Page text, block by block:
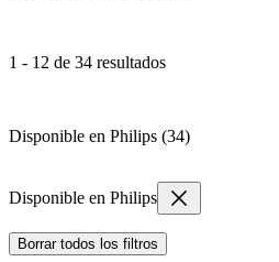
1 - 12 de 34 resultados
Disponible en Philips (34)
Disponible en Philips
Borrar todos los filtros